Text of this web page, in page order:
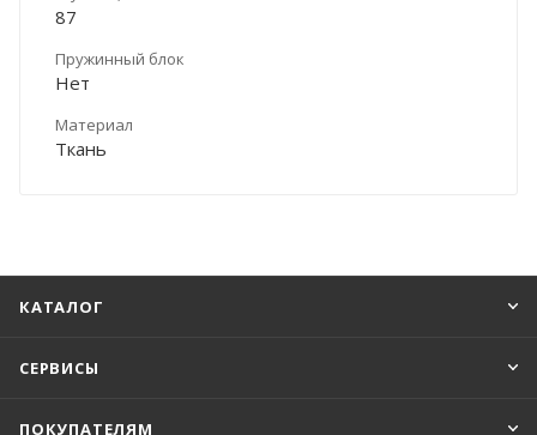
87
Пружинный блок
Нет
Материал
Ткань
КАТАЛОГ
СЕРВИСЫ
ПОКУПАТЕЛЯМ